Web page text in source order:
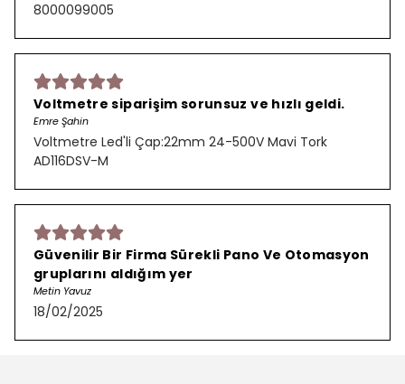
8000099005
Voltmetre siparişim sorunsuz ve hızlı geldi.
Emre Şahin
Voltmetre Led'li Çap:22mm 24-500V Mavi Tork
AD116DSV-M
Güvenilir Bir Firma Sürekli Pano Ve Otomasyon
gruplarını aldığım yer
Metin Yavuz
18/02/2025